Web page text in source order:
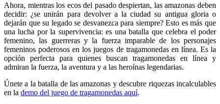
Ahora, mientras los ecos del pasado despiertan, las amazonas deben
decidir: ¿se unirán para devolver a la ciudad su antigua gloria o
dejarán que su legado se desvanezca para siempre? Esto es más que
una lucha por la supervivencia: es una batalla que celebra el poder
femenino, las guerreras y la fuerza imparable de los personajes
femeninos poderosos en los juegos de tragamonedas en línea. Es la
opción perfecta para quienes buscan tragamonedas en línea y
admiran la fuerza, la aventura y a las heroínas legendarias.
Únete a la batalla de las amazonas y descubre riquezas incalculables
en la demo del juego de tragamonedas aquí.